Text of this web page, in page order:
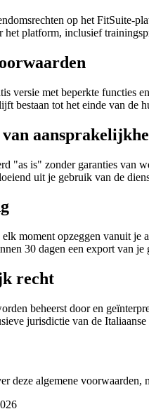
op het FitSuite-
het platform, inclusief
versie met beperkte functies
bestaan tot het einde van de
"as is" zonder garanties van
uit je gebruik van de
moment opzeggen vanuit je
30 dagen een export van
recht
beheerst door en
jurisdictie van de Italiaanse
deze algemene voorwaarden,